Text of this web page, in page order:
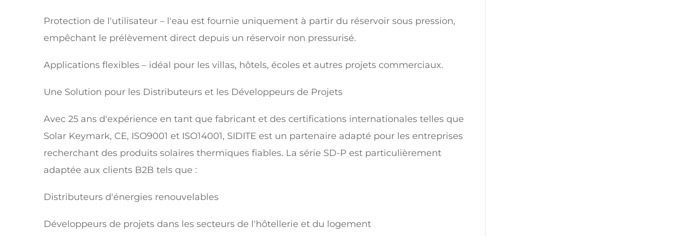
Protection de l'utilisateur – l'eau est fournie uniquement à partir du réservoir sous pression,
empêchant le prélèvement direct depuis un réservoir non pressurisé.
Applications flexibles – idéal pour les villas, hôtels, écoles et autres projets commerciaux.
Une Solution pour les Distributeurs et les Développeurs de Projets
Avec 25 ans d'expérience en tant que fabricant et des certifications internationales telles que
Solar Keymark, CE, ISO9001 et ISO14001, SIDITE est un partenaire adapté pour les entreprises
recherchant des produits solaires thermiques fiables. La série SD-P est particulièrement
adaptée aux clients B2B tels que :
Distributeurs d'énergies renouvelables
Développeurs de projets dans les secteurs de l'hôtellerie et du logement